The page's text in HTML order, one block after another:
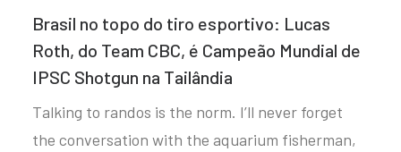
Brasil no topo do tiro esportivo: Lucas
Roth, do Team CBC, é Campeão Mundial de
IPSC Shotgun na Tailândia
Talking to randos is the norm. I’ll never forget
the conversation with the aquarium fisherman,